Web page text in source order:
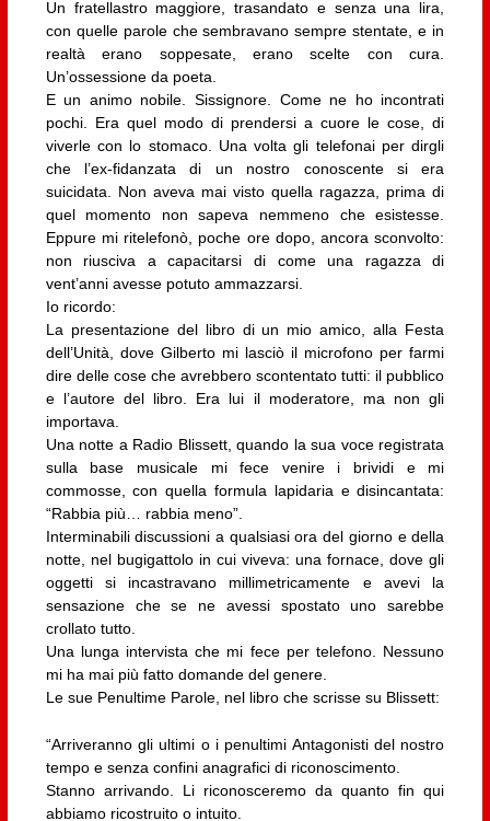
Un fratellastro maggiore, trasandato e senza una lira,
con quelle parole che sembravano sempre stentate, e in
realtà erano soppesate, erano scelte con cura.
Un’ossessione da poeta.
E un animo nobile. Sissignore. Come ne ho incontrati
pochi. Era quel modo di prendersi a cuore le cose, di
viverle con lo stomaco. Una volta gli telefonai per dirgli
che l’ex-fidanzata di un nostro conoscente si era
suicidata. Non aveva mai visto quella ragazza, prima di
quel momento non sapeva nemmeno che esistesse.
Eppure mi ritelefonò, poche ore dopo, ancora sconvolto:
non riusciva a capacitarsi di come una ragazza di
vent’anni avesse potuto ammazzarsi.
Io ricordo:
La presentazione del libro di un mio amico, alla Festa
dell’Unità, dove Gilberto mi lasciò il microfono per farmi
dire delle cose che avrebbero scontentato tutti: il pubblico
e l’autore del libro. Era lui il moderatore, ma non gli
importava.
Una notte a Radio Blissett, quando la sua voce registrata
sulla base musicale mi fece venire i brividi e mi
commosse, con quella formula lapidaria e disincantata:
“Rabbia più… rabbia meno”.
Interminabili discussioni a qualsiasi ora del giorno e della
notte, nel bugigattolo in cui viveva: una fornace, dove gli
oggetti si incastravano millimetricamente e avevi la
sensazione che se ne avessi spostato uno sarebbe
crollato tutto.
Una lunga intervista che mi fece per telefono. Nessuno
mi ha mai più fatto domande del genere.
Le sue Penultime Parole, nel libro che scrisse su Blissett:
“Arriveranno gli ultimi o i penultimi Antagonisti del nostro
tempo e senza confini anagrafici di riconoscimento.
Stanno arrivando. Li riconosceremo da quanto fin qui
abbiamo ricostruito o intuito.